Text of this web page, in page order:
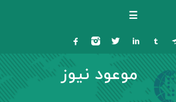
☰
موعود نیوز